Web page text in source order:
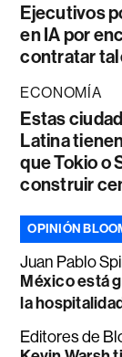
Ejecutivos
en IA por
contratar
ECONOMÍA
Estas
Latina
que Tokio o
construir
OPINIÓN
Juan Pablo
México está
la
Editores de